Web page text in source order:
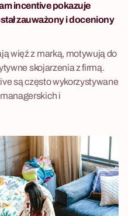
incentive pokazuje
zauważony i doceniony
więź z marką, motywują do
skojarzenia z firmą.
są często wykorzystywane
i